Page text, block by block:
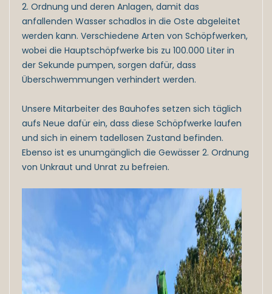
2. Ordnung und deren Anlagen, damit das
anfallenden Wasser schadlos in die Oste abgeleitet
werden kann. Verschiedene Arten von Schöpfwerken,
wobei die Hauptschöpfwerke bis zu 100.000 Liter in
der Sekunde pumpen, sorgen dafür, dass
Überschwemmungen verhindert werden.
Unsere Mitarbeiter des Bauhofes setzen sich täglich
aufs Neue dafür ein, dass diese Schöpfwerke laufen
und sich in einem tadellosen Zustand befinden.
Ebenso ist es unumgänglich die Gewässer 2. Ordnung
von Unkraut und Unrat zu befreien.